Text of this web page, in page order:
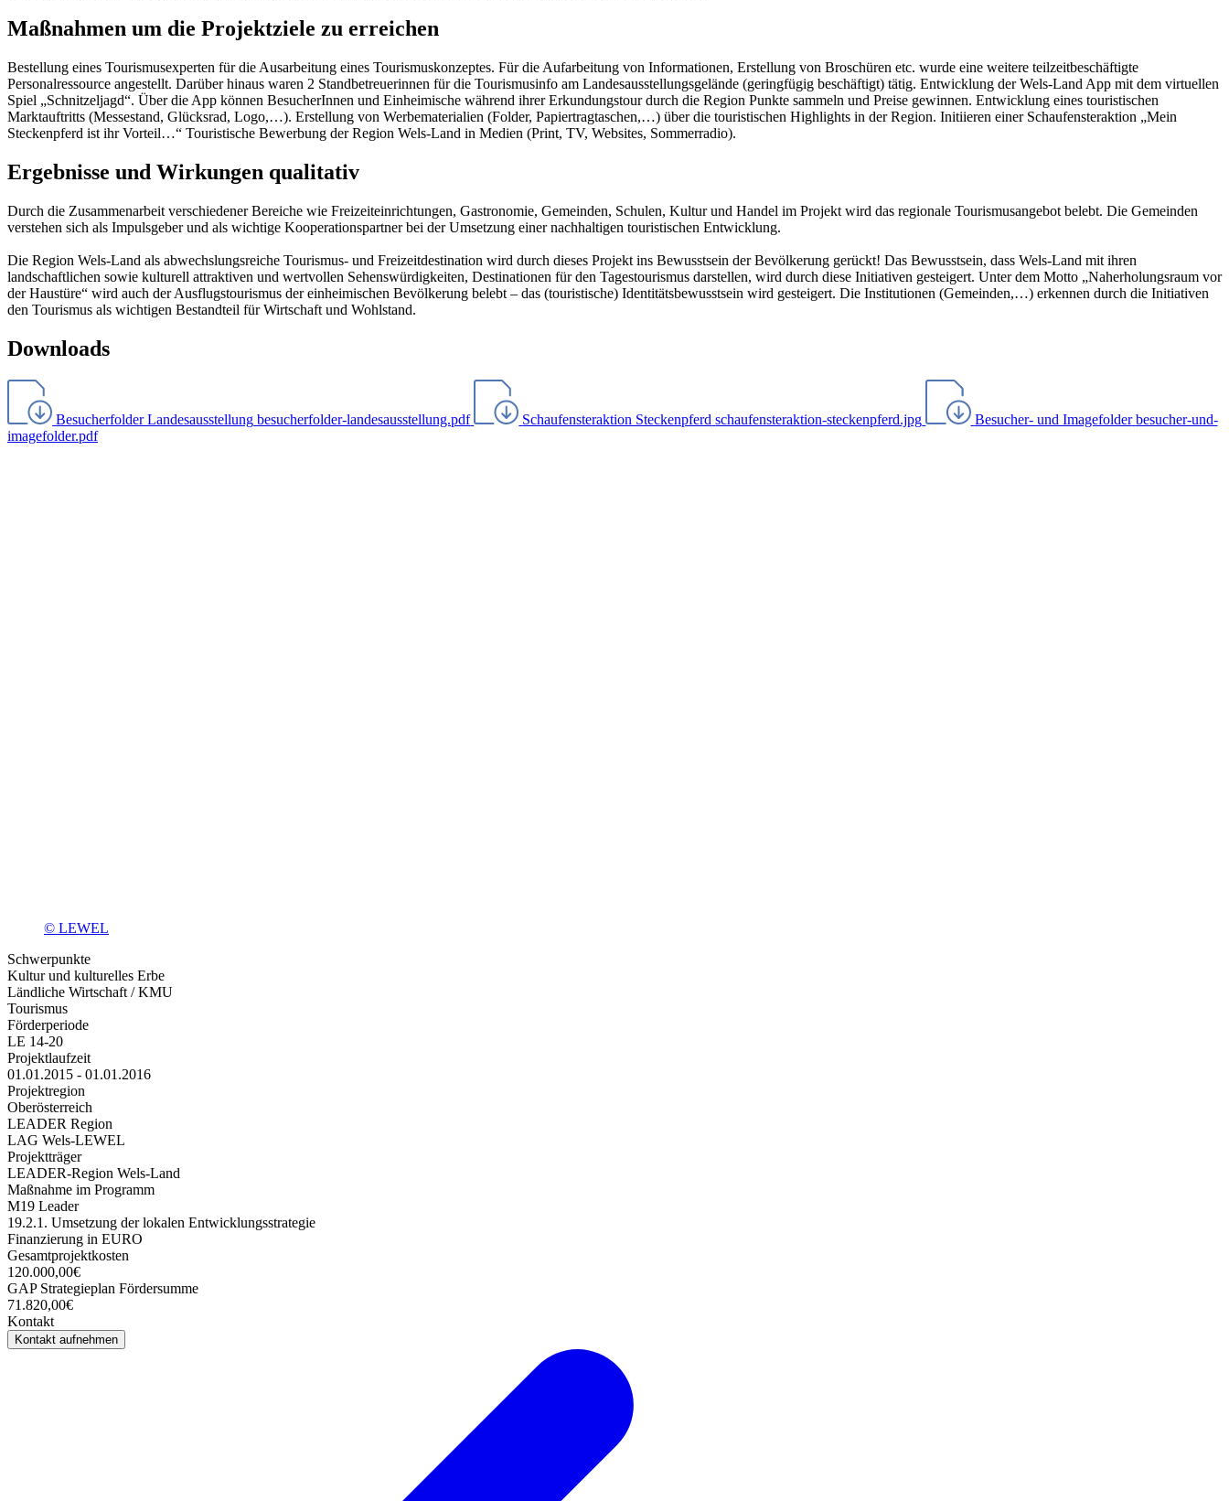
Maßnahmen um die Projektziele zu erreichen
Bestellung eines Tourismusexperten für die Ausarbeitung eines Tourismuskonzeptes. Für die Aufarbeitung von Informationen, Erstellung von Broschüren etc. wurde eine weitere teilzeitbeschäftigte
Personalressource angestellt. Darüber hinaus waren 2 Standbetreuerinnen für die Tourismusinfo am Landesausstellungsgelände (geringfügig beschäftigt) tätig. Entwicklung der Wels-Land App mit dem virtuellen
Spiel „Schnitzeljagd“. Über die App können BesucherInnen und Einheimische während ihrer Erkundungstour durch die Region Punkte sammeln und Preise gewinnen. Entwicklung eines touristischen
Marktauftritts (Messestand, Glücksrad, Logo,…). Erstellung von Werbematerialien (Folder, Papiertragtaschen,…) über die touristischen Highlights in der Region. Initiieren einer Schaufensteraktion „Mein
Steckenpferd ist ihr Vorteil…“ Touristische Bewerbung der Region Wels-Land in Medien (Print, TV, Websites, Sommerradio).
Ergebnisse und Wirkungen qualitativ
Durch die Zusammenarbeit verschiedener Bereiche wie Freizeiteinrichtungen, Gastronomie, Gemeinden, Schulen, Kultur und Handel im Projekt wird das regionale Tourismusangebot belebt. Die Gemeinden
verstehen sich als Impulsgeber und als wichtige Kooperationspartner bei der Umsetzung einer nachhaltigen touristischen Entwicklung.
Die Region Wels-Land als abwechslungsreiche Tourismus- und Freizeitdestination wird durch dieses Projekt ins Bewusstsein der Bevölkerung gerückt! Das Bewusstsein, dass Wels-Land mit ihren
landschaftlichen sowie kulturell attraktiven und wertvollen Sehenswürdigkeiten, Destinationen für den Tagestourismus darstellen, wird durch diese Initiativen gesteigert. Unter dem Motto „Naherholungsraum vor
der Haustüre“ wird auch der Ausflugstourismus der einheimischen Bevölkerung belebt – das (touristische) Identitätsbewusstsein wird gesteigert. Die Institutionen (Gemeinden,…) erkennen durch die Initiativen
den Tourismus als wichtigen Bestandteil für Wirtschaft und Wohlstand.
Downloads
Besucherfolder Landesausstellung besucherfolder-landesausstellung.pdf Schaufensteraktion Steckenpferd schaufensteraktion-steckenpferd.jpg Besucher- und Imagefolder besucher-und-
imagefolder.pdf
© LEWEL
Schwerpunkte
Kultur und kulturelles Erbe
Ländliche Wirtschaft / KMU
Tourismus
Förderperiode
LE 14-20
Projektlaufzeit
01.01.2015 - 01.01.2016
Projektregion
Oberösterreich
LEADER Region
LAG Wels-LEWEL
Projektträger
LEADER-Region Wels-Land
Maßnahme im Programm
M19 Leader
19.2.1. Umsetzung der lokalen Entwicklungsstrategie
Finanzierung in EURO
Gesamtprojektkosten
120.000,00€
GAP Strategieplan Fördersumme
71.820,00€
Kontakt
Kontakt aufnehmen